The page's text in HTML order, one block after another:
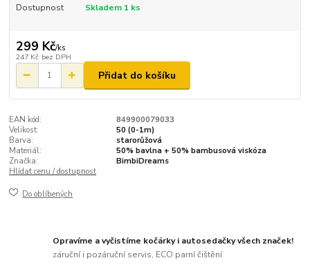
Dostupnost Skladem 1 ks
299 Kč/ks
247 Kč bez DPH
Přidat do košíku
EAN kód:
849900079033
Velikost:
50 (0-1m)
Barva:
starorůžová
Materiál:
50% bavlna + 50% bambusová viskóza
Značka:
BimbiDreams
Hlídat cenu / dostupnost
Do oblíbených
Opravíme a vyčistíme kočárky i autosedačky všech značek!
záruční i pozáruční servis, ECO parní čištění